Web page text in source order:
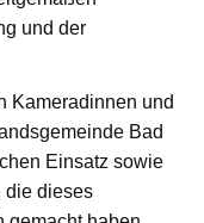
und der
Kameradinnen und
Bad
Einsatz sowie
die dieses